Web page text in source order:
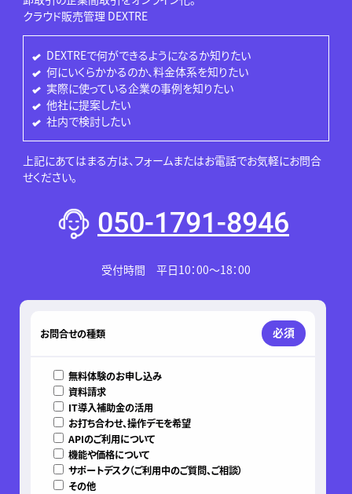
クラウド販売管理 DEXTRE
DEXTREで何ができるようになるか知りたい
何にいくらかかるのか、料金体系を知りたい
実際に使っている企業の事例を知りたい
他社に提案したい
社内で検討したい
上記にあてはまる方は、フォームまたはお電話でお気軽にお問合
せください。
050-1791-8946
受付時間 平日10：00～18：00
お問合せの種類 必須
無料体験のお申し込み
資料請求
IT導入補助金の活用
お打ち合わせ、操作デモを希望
APIのご利用について
機能や価格について
サポートデスク（ご利用中のご質問、ご相談）
その他